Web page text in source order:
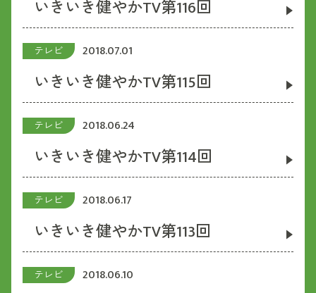
いきいき健やかTV第116回
テレビ 2018.07.01
いきいき健やかTV第115回
テレビ 2018.06.24
いきいき健やかTV第114回
テレビ 2018.06.17
いきいき健やかTV第113回
テレビ 2018.06.10